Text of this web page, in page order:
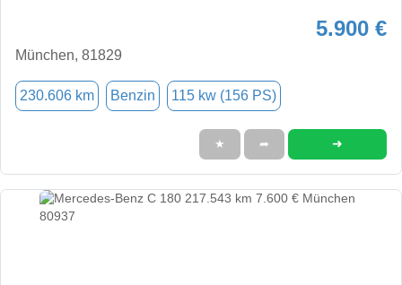
5.900 €
München, 81829
230.606 km Benzin 115 kw (156 PS)
★ ➦ ➜